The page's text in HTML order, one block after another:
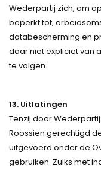
Wederpartij zich, om
beperkt tot,
databescherming en
daar niet expliciet van
te volgen.
13. Uitlatingen
Tenzij door
Roossien gerechtigd
uitgevoerd onder de
gebruiken. Zulks met